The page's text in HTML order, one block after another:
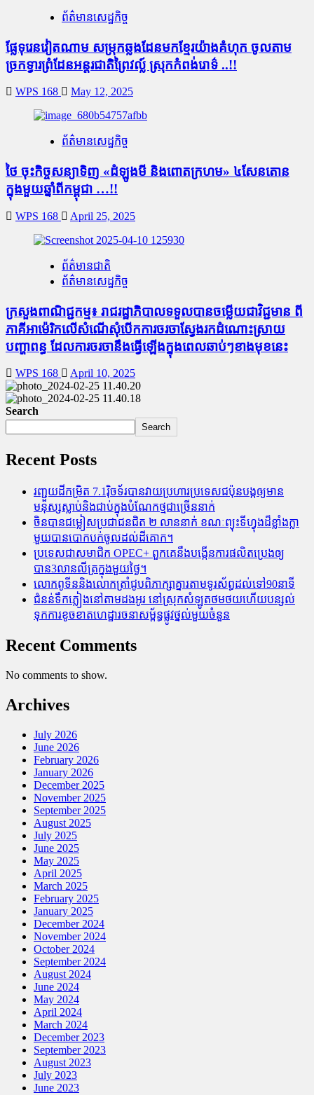
ព័ត៌មានសេដ្ឋកិច្ច
ផ្លែ​ទុរេន​វៀតណាម សម្រុក​ឆ្លង​ដែន​មក​ខ្មែរ​យ៉ាង​គំហុក ចូល​តាម​
ច្រក​ទ្វារ​ព្រំដែន​អន្តរជាតិព្រៃ​វ​ល្ល៍ ស្រុក​កំពង់​រោ​ទ៌ ..!!
WPS 168 May 12, 2025
ព័ត៌មានសេដ្ឋកិច្ច
ថៃ ចុះកិច្ចសន្យាទិញ «ដំឡូងមី និងពោតក្រហម» ៤សែនតោន
ក្នុងមួយឆ្នាំពីកម្ពុជា …!!
WPS 168 April 25, 2025
ព័ត៌មានជាតិ
ព័ត៌មានសេដ្ឋកិច្ច
ក្រសួងពាណិជ្ជកម្ម៖ រាជរដ្ឋាភិបាលទទួលបានចម្លើយជាវិជ្ជមាន ពី
ភាគីអាម៉េរិកលើសំណើសុំបើកការចរចាស្វែងរកដំណោះស្រាយ
បញ្ហាពន្ធ ដែលការចរចានឹងធ្វើឡើងក្នុងពេលឆាប់ៗខាងមុខនេះ
WPS 168 April 10, 2025
Search
Search
Recent Posts
រញ្ជួយដីកម្រិត​ 7.1រ៉ិចទ័របានវាយប្រហារប្រទេសជប៉ុនបង្កឲ្យមាន
មនុស្សស្លាប់​និង​ជាប់ក្នុងបំណែកថ្មជាច្រើននាក់
ចិនបានជម្លៀសប្រជាជនជិត ២ លាននាក់ ខណៈព្យុះទីហ្វុងដ៏ខ្លាំងក្លា
មួយបានបោកបក់ចូលដល់ដីគោក។
ប្រទេសជាសមាជិក OPEC+​ ពួកគេនឹងបង្កើនការផលិតប្រេងឲ្យ
បាន3លានលីត្រក្នុងមួយថ្ងៃ។
លោកពូទីននិងលោកត្រាំជូបពិភាក្សាគ្នារតាមទូរស័ព្ធដល់ទៅ90នាទី
ជំនន់​ទឹកភ្លៀង​នៅ​តាម​ដងអូរ​ នៅ​ស្រុក​សំឡូត​ថមថយ​ហើយ​បន្សល់​
ទុក​ការ​ខូចខាត​ហេដ្ឋារចនាសម្ព័ន្ធ​ផ្លូវថ្នល់​មួយ​ចំនួន
Recent Comments
No comments to show.
Archives
July 2026
June 2026
February 2026
January 2026
December 2025
November 2025
September 2025
August 2025
July 2025
June 2025
May 2025
April 2025
March 2025
February 2025
January 2025
December 2024
November 2024
October 2024
September 2024
August 2024
June 2024
May 2024
April 2024
March 2024
December 2023
September 2023
August 2023
July 2023
June 2023